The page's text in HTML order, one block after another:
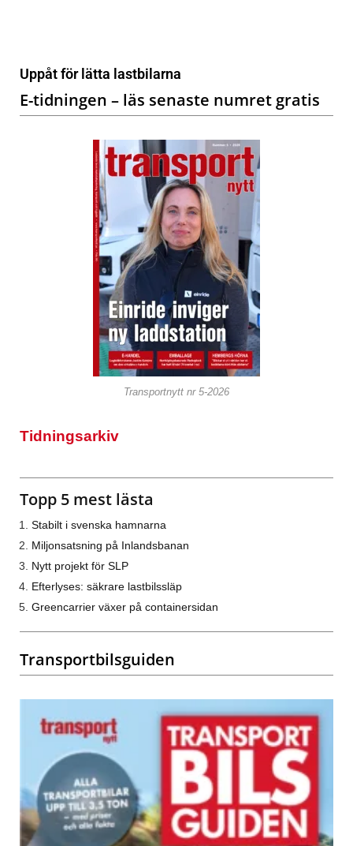
Uppåt för lätta lastbilarna
E-tidningen – läs senaste numret gratis
Transportnytt nr 5-2026
Tidningsarkiv
Topp 5 mest lästa
Stabilt i svenska hamnarna
Miljonsatsning på Inlandsbanan
Nytt projekt för SLP
Efterlyses: säkrare lastbilssläp
Greencarrier växer på containersidan
Transportbilsguiden